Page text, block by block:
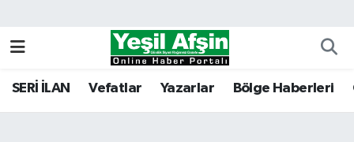
SERİ İLAN Vefatlar Yazarlar Bölge Haberleri
Kahramanmaraş Nöbetçi Eczaneler